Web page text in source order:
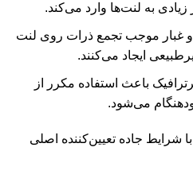
به لنت‌ها وارد می‌کند.
و غبار موجب تجمع ذرات روی لنت
ایجاد می‌کنند.
باعث استفاده مکرر از
می‌شود.
شرایط جاده تعیین‌کننده اصلی